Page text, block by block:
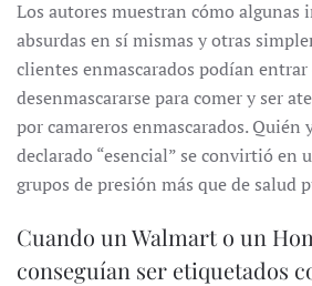
Los autores muestran cómo algunas
absurdas en sí mismas y otras
clientes enmascarados podían
desenmascararse para comer y ser
por camareros enmascarados. Quién
declarado “esencial” se convirtió en
grupos de presión más que de salud
Cuando un Walmart o un
conseguían ser etiquetados